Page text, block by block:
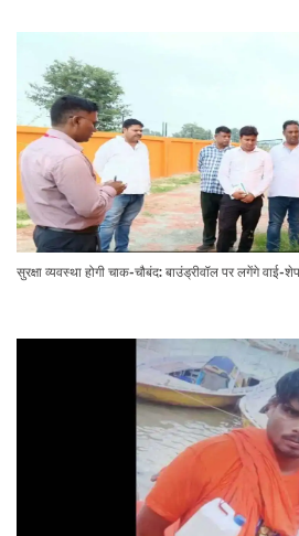
सुरक्षा व्यवस्था होगी चाक-चौबंद: बाउंड्रीवॉल पर लगेंगे